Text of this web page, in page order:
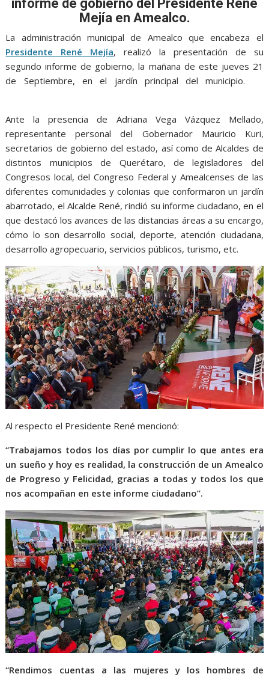
k
p
p
g
er
m
informe de gobierno del Presidente René
Mejía en Amealco.
La administración municipal de Amealco que encabeza el
Presidente René Mejía, realizó la presentación de su
segundo informe de gobierno, la mañana de este jueves 21
de Septiembre, en el jardín principal del municipio.
Ante la presencia de Adriana Vega Vázquez Mellado,
representante personal del Gobernador Mauricio Kuri,
secretarios de gobierno del estado, así como de Alcaldes de
distintos municipios de Querétaro, de legisladores del
Congresos local, del Congreso Federal y Amealcenses de las
diferentes comunidades y colonias que conformaron un jardín
abarrotado, el Alcalde René, rindió su informe ciudadano, en el
que destacó los avances de las distancias áreas a su encargo,
cómo lo son desarrollo social, deporte, atención ciudadana,
desarrollo agropecuario, servicios públicos, turismo, etc.
Al respecto el Presidente René mencionó:
“Trabajamos todos los días por cumplir lo que antes era
un sueño y hoy es realidad, la construcción de un Amealco
de Progreso y Felicidad, gracias a todas y todos los que
nos acompañan en este informe ciudadano”.
“Rendimos cuentas a las mujeres y los hombres de